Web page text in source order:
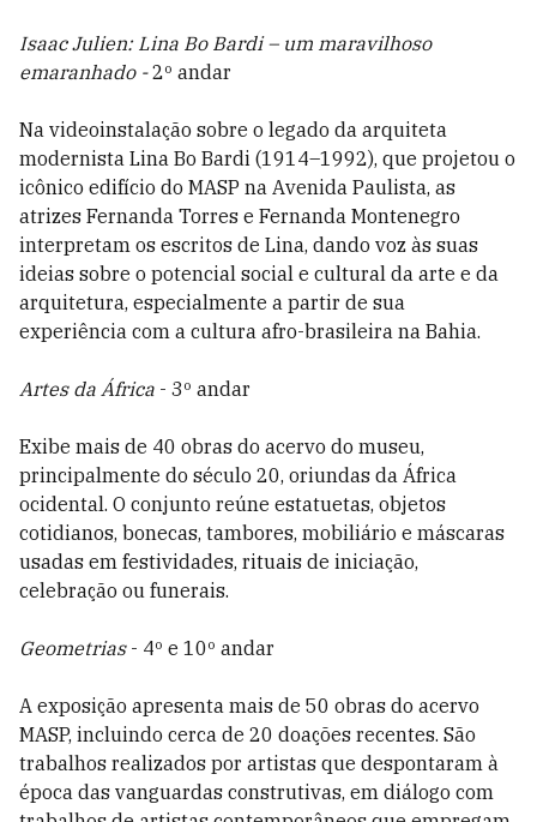
Isaac Julien: Lina Bo Bardi – um maravilhoso
emaranhado -2º andar
Na videoinstalação sobre o legado da arquiteta
modernista Lina Bo Bardi (1914–1992), que projetou o
icônico edifício do MASP na Avenida Paulista, as
atrizes Fernanda Torres e Fernanda Montenegro
interpretam os escritos de Lina, dando voz às suas
ideias sobre o potencial social e cultural da arte e da
arquitetura, especialmente a partir de sua
experiência com a cultura afro-brasileira na Bahia.
Artes da África - 3º andar
Exibe mais de 40 obras do acervo do museu,
principalmente do século 20, oriundas da África
ocidental. O conjunto reúne estatuetas, objetos
cotidianos, bonecas, tambores, mobiliário e máscaras
usadas em festividades, rituais de iniciação,
celebração ou funerais.
Geometrias- 4º e 10º andar
A exposição apresenta mais de 50 obras do acervo
MASP, incluindo cerca de 20 doações recentes. São
trabalhos realizados por artistas que despontaram à
época das vanguardas construtivas, em diálogo com